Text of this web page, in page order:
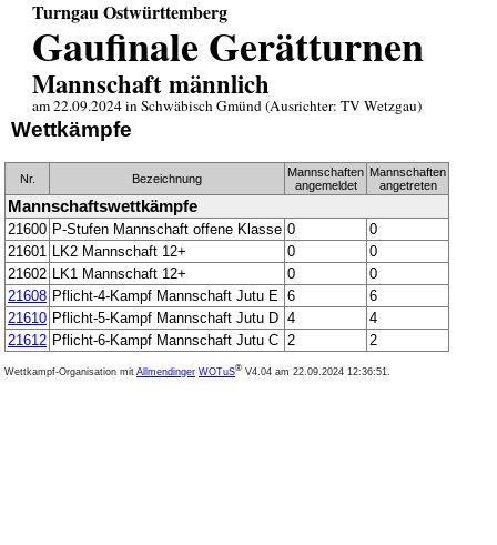
Turngau Ostwürttemberg
Gaufinale Gerätturnen
Mannschaft männlich
am 22.09.2024 in Schwäbisch Gmünd (Ausrichter: TV Wetzgau)
Wettkämpfe
Nr. Bezeichnung
Mannschaften
angemeldet
Mannschaften
angetreten
Mannschaftswettkämpfe
21600 P-Stufen Mannschaft offene Klasse 0
0
21601 LK2 Mannschaft 12+ 0
0
21602 LK1 Mannschaft 12+ 0
0
21608 Pflicht-4-Kampf Mannschaft Jutu E 6
6
21610 Pflicht-5-Kampf Mannschaft Jutu D 4
4
21612 Pflicht-6-Kampf Mannschaft Jutu C 2 2
Wettkampf-Organisation mit Allmendinger WOTuS® V4.04 am 22.09.2024 12:36:51.